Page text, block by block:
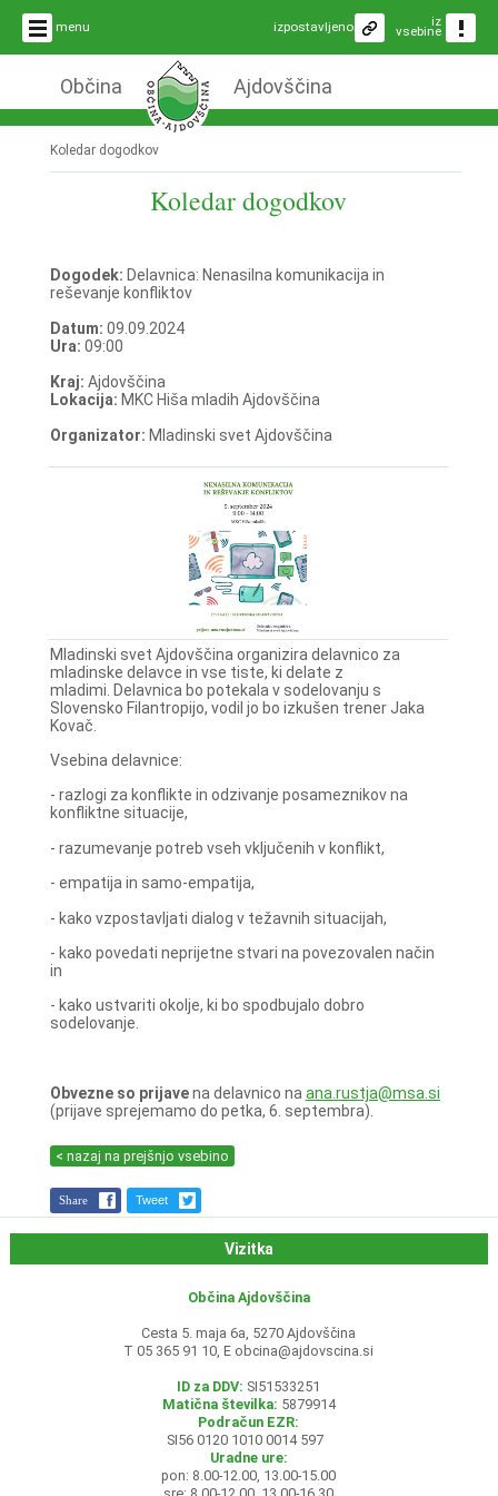
menu iz
vsebine
izpostavljeno
Občina Ajdovščina
Koledar dogodkov
Koledar dogodkov
Dogodek: Delavnica: Nenasilna komunikacija in
reševanje konfliktov
Datum: 09.09.2024
Ura: 09:00
Kraj: Ajdovščina
Lokacija: MKC Hiša mladih Ajdovščina
Organizator: Mladinski svet Ajdovščina
Mladinski svet Ajdovščina organizira delavnico za
mladinske delavce in vse tiste, ki delate z
mladimi. Delavnica bo potekala v sodelovanju s
Slovensko Filantropijo, vodil jo bo izkušen trener Jaka
Kovač.
Vsebina delavnice:
- razlogi za konflikte in odzivanje posameznikov na
konfliktne situacije,
- razumevanje potreb vseh vključenih v konflikt,
- empatija in samo-empatija,
- kako vzpostavljati dialog v težavnih situacijah,
- kako povedati neprijetne stvari na povezovalen način
in
- kako ustvariti okolje, ki bo spodbujalo dobro
sodelovanje.
Obvezne so prijavena delavnico na ana.rustja@msa.si
(prijave sprejemamo do petka, 6. septembra).
< nazaj na prejšnjo vsebino
Share Tweet
Vizitka
Občina Ajdovščina
Cesta 5. maja 6a, 5270 Ajdovščina
T 05 365 91 10, E obcina@ajdovscina.si
ID za DDV: SI51533251
Matična številka: 5879914
Podračun EZR:
SI56 0120 1010 0014 597
Uradne ure:
pon: 8.00-12.00, 13.00-15.00